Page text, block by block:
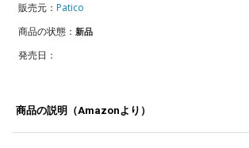
販売元： Patico
商品の状態： 新品
発売日：
商品の説明（Amazonより）